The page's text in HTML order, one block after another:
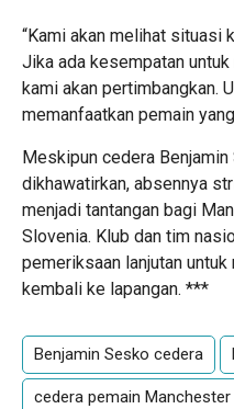
“Kami akan melihat situasi
Jika ada kesempatan
kami akan pertimbangkan.
memanfaatkan pemain
Meskipun cedera
dikhawatirkan, absennya
menjadi tantangan bagi
Slovenia. Klub dan tim
pemeriksaan lanjutan
kembali ke lapangan. ***
Benjamin Sesko cedera
cedera pemain Manchester